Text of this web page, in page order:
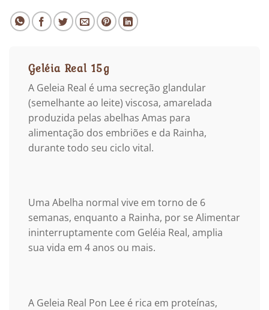
Geléia Real 15g
A Geleia Real é uma secreção glandular
(semelhante ao leite) viscosa, amarelada
produzida pelas abelhas Amas para
alimentação dos embriões e da Rainha,
durante todo seu ciclo vital.
Uma Abelha normal vive em torno de 6
semanas, enquanto a Rainha, por se Alimentar
ininterruptamente com Geléia Real, amplia
sua vida em 4 anos ou mais.
A Geleia Real Pon Lee é rica em proteínas,